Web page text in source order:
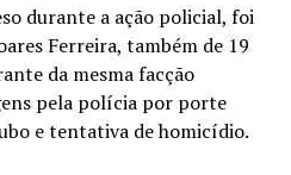
durante a ação policial, foi
Ferreira, também de 19
da mesma facção
pela polícia por porte
e tentativa de homicídio.